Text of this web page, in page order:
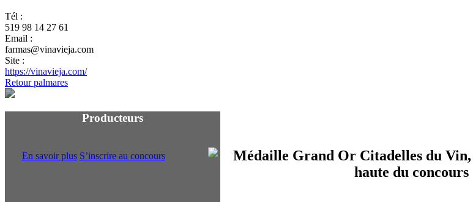
Tél :
519 98 14 27 61
Email :
farmas@vinavieja.com
Site :
https://vinavieja.com/
Retour palmares
Producteurs
En savoir plus S’inscrire au concours